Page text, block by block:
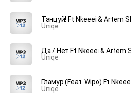
Танцуй! Ft Nkeeei & Artem
Uniqe
Да / Нет Ft Nkeeei & Artem
Uniqe
Гламур (Feat. Wipo) Ft
Uniqe